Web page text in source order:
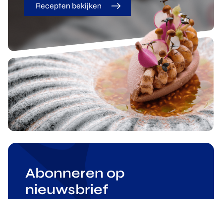
Recepten bekijken
Abonneren op
nieuwsbrief